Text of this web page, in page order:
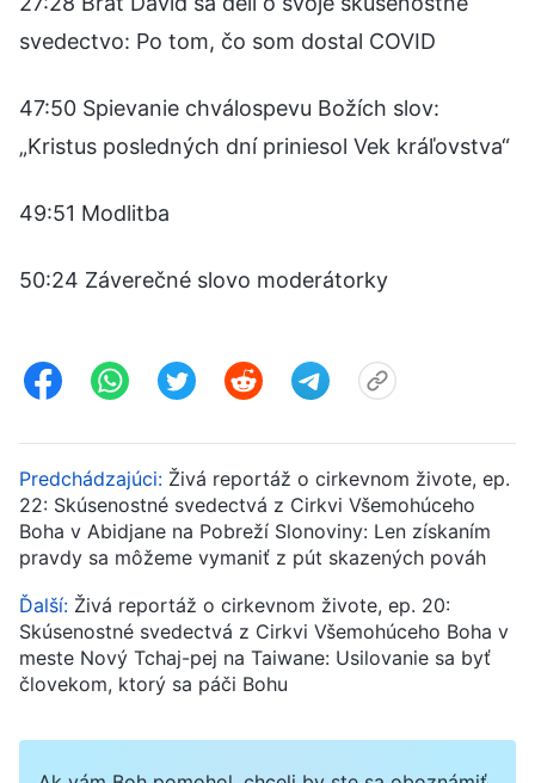
svedectvo: Po tom, čo som dostal COVID
47:50 Spievanie chválospevu Božích slov:
„Kristus posledných dní priniesol Vek kráľovstva“
49:51 Modlitba
50:24 Záverečné slovo moderátorky
Predchádzajúci: Živá reportáž o cirkevnom živote, ep.
22: Skúsenostné svedectvá z Cirkvi Všemohúceho
Boha v Abidjane na Pobreží Slonoviny: Len získaním
pravdy sa môžeme vymaniť z pút skazených pováh
Ďalší: Živá reportáž o cirkevnom živote, ep. 20:
Skúsenostné svedectvá z Cirkvi Všemohúceho Boha v
meste Nový Tchaj-pej na Taiwane: Usilovanie sa byť
človekom, ktorý sa páči Bohu